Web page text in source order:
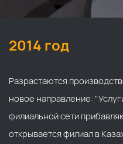
2014 год
Разрастаются
новое направление:
филиальной сети
открывается филиал в